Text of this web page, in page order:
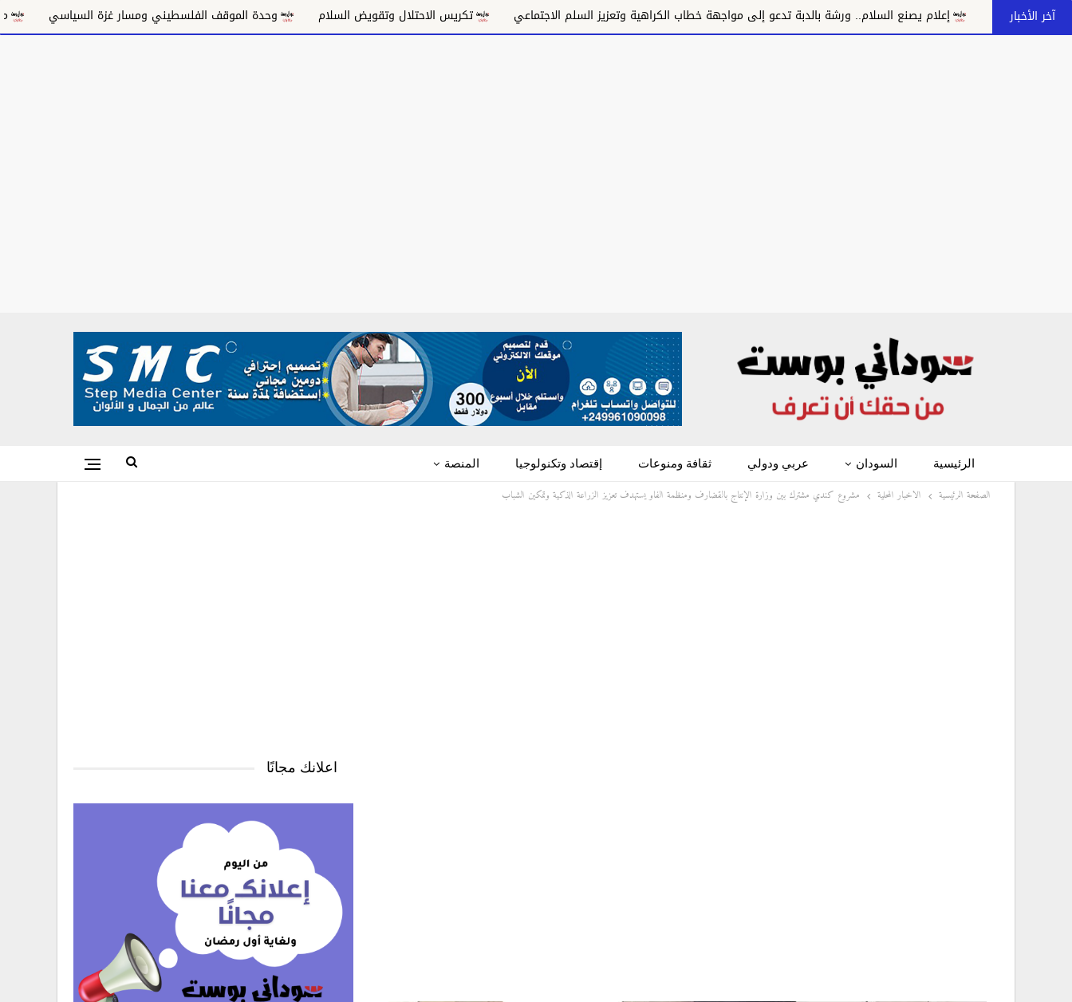
آخر الأخبار
إعلام يصنع السلام.. ورشة بالدبة تدعو إلى مواجهة خطاب الكراهية وتعزيز السلم الاجتماعي تكريس الاحتلال وتقويض السلام وحدة الموقف الفلسطيني ومسار غزة السياسي مكانة الغناء
الرئيسية السودان عربي ودولي ثقافة ومنوعات إقتصاد وتكنولوجيا المنصة
الصفحة الرئيسية الاخبار المحلية مشروع كندي مشترك بين وزارة الإنتاج بالقضارف ومنظمة الفاو يستهدف تعزيز الزراعة الذكية وتمكين الشباب
اعلانك مجانًا